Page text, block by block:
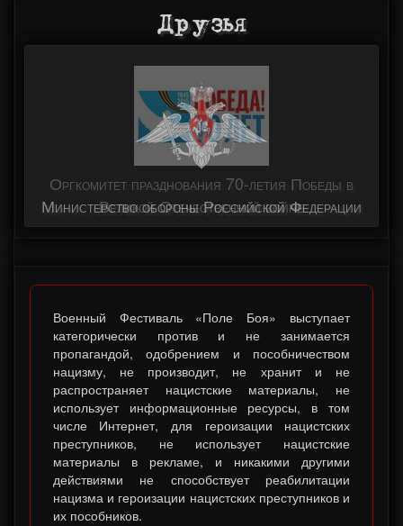
Друзья
Министерство обороны Российской Федерации
Оргкомитет празднования 70-летия Победы в
Великой Отечественной войне
Военный Фестиваль «Поле Боя» выступает
категорически против и не занимается
пропагандой, одобрением и пособничеством
нацизму, не производит, не хранит и не
распространяет нацистские материалы, не
использует информационные ресурсы, в том
числе Интернет, для героизации нацистских
преступников, не использует нацистские
материалы в рекламе, и никакими другими
действиями не способствует реабилитации
нацизма и героизации нацистских преступников и
их пособников.